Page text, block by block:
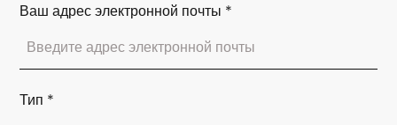
Ваш адрес электронной почты *
Тип *